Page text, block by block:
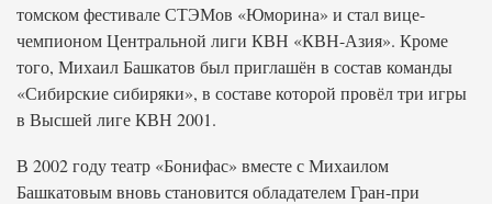
томском фестивале СТЭМов «Юморина» и стал вице-
чемпионом Центральной лиги КВН «КВН-Азия». Кроме
того, Михаил Башкатов был приглашён в состав команды
«Сибирские сибиряки», в составе которой провёл три игры
в Высшей лиге КВН 2001.
В 2002 году театр «Бонифас» вместе с Михаилом
Башкатовым вновь становится обладателем Гран-при